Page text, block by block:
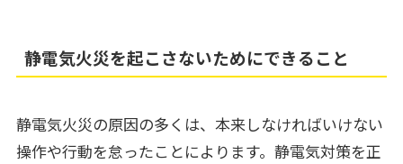
静電気火災を起こさないためにできること
静電気火災の原因の多くは、本来しなければいけない
操作や行動を怠ったことによります。静電気対策を正